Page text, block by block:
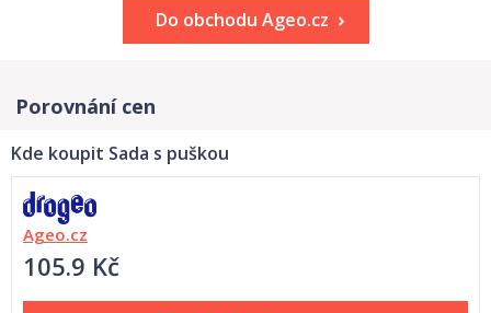
Do obchodu Ageo.cz
Porovnání cen
Kde koupit Sada s puškou
Ageo.cz
105.9 Kč